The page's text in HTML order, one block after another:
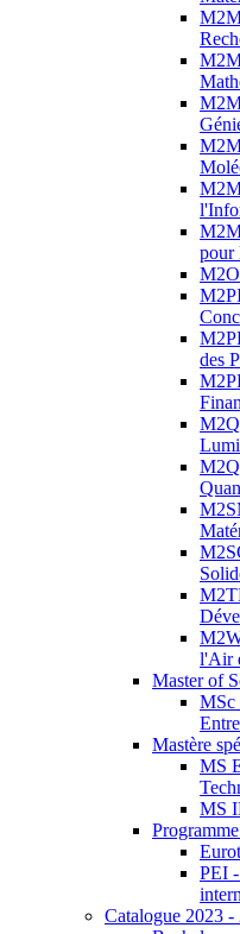
pour
des
l'Air
Master of
MSc
Mastère
MS
MS
PEI
Catalogue 2023 -